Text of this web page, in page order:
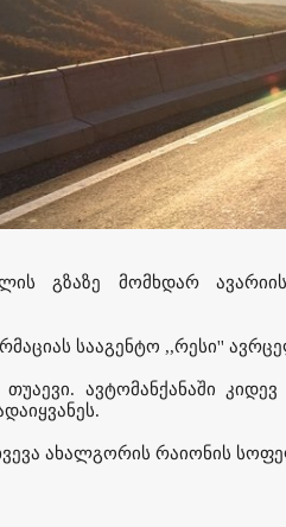
გზაზე მომხდარ
სააგენტო ,,რესი''
ავტომანქანაში
ახალგორის რაიონის